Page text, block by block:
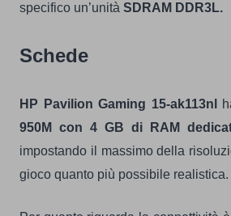
specifico un’unità SDRAM DDR3L.
Schede
HP Pavilion Gaming 15-ak113nl
950M con 4 GB di RAM
impostando il massimo della
gioco quanto più possibile realistica.